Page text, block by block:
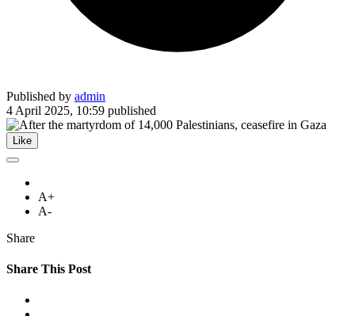
Published by admin
4 April 2025, 10:59 published
Like
A+
A-
Share
Share This Post